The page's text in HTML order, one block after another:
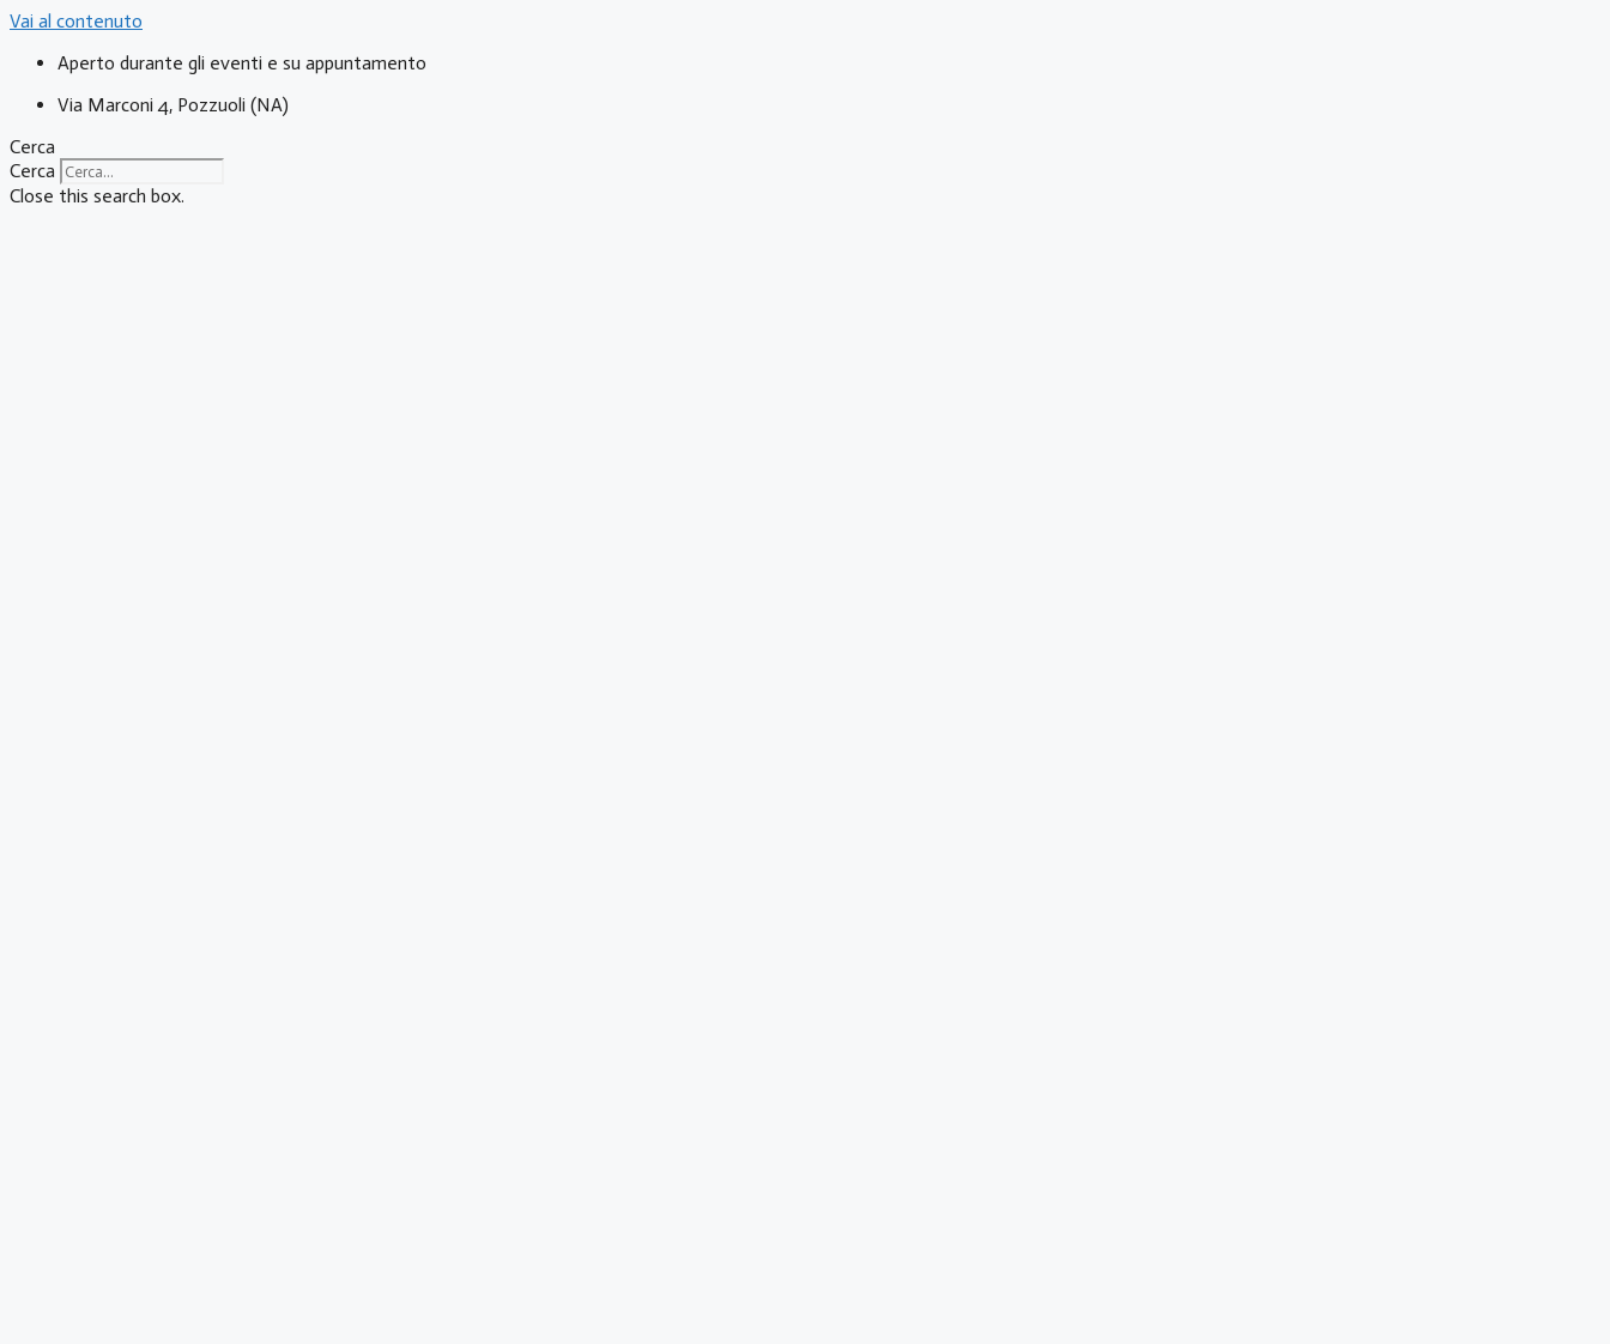
Vai al contenuto
Aperto durante gli eventi e su appuntamento
Via Marconi 4, Pozzuoli (NA)
Cerca
Cerca
Close this search box.